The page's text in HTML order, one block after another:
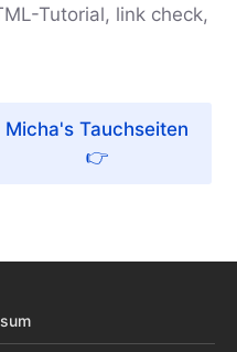
Tutorial, link check,
Micha's Tauchseiten